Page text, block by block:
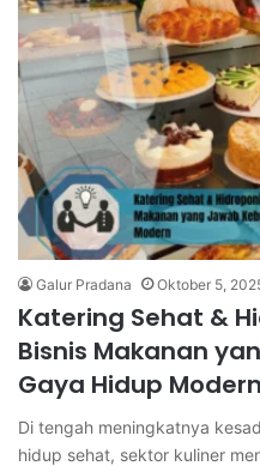
Galur Pradana Oktober 5,
Katering Sehat &
Bisnis Makanan
Gaya Hidup Modern
Di tengah meningkatnya
hidup sehat, sektor kuliner